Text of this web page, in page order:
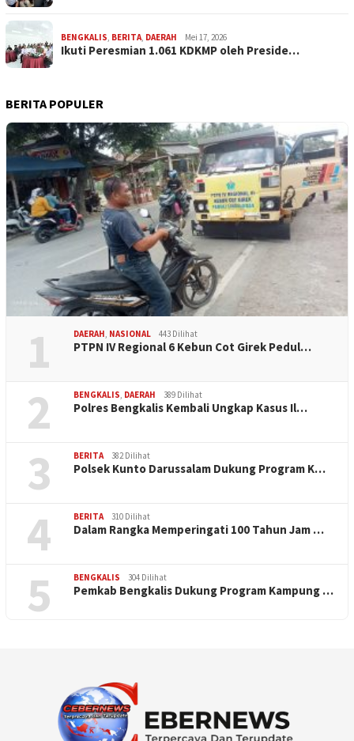
BENGKALIS, BERITA, DAERAH Mei 17, 2026
Ikuti Peresmian 1.061 KDKMP oleh Preside…
BERITA POPULER
1 DAERAH, NASIONAL 443 Dilihat
PTPN IV Regional 6 Kebun Cot Girek Pedul…
2 BENGKALIS, DAERAH 389 Dilihat
Polres Bengkalis Kembali Ungkap Kasus Il…
3 BERITA 382 Dilihat
Polsek Kunto Darussalam Dukung Program K…
4 BERITA 310 Dilihat
Dalam Rangka Memperingati 100 Tahun Jam …
5 BENGKALIS 304 Dilihat
Pemkab Bengkalis Dukung Program Kampung …